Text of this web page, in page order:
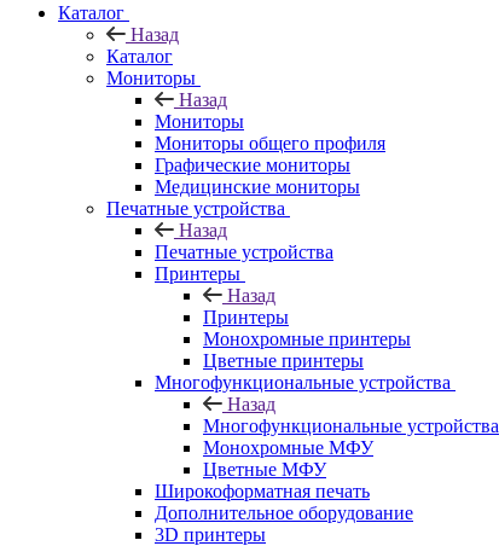
Каталог
Назад
Каталог
Мониторы
Назад
Мониторы
Мониторы общего профиля
Графические мониторы
Медицинские мониторы
Печатные устройства
Назад
Печатные устройства
Принтеры
Назад
Принтеры
Моноxромныe принтеры
Цвeтныe принтеры
Многофункциональные устройства
Назад
Многофункциональные устройства
Монохромные МФУ
Цветные МФУ
Широкоформатная печать
Дополнительное оборудование
3D принтеры